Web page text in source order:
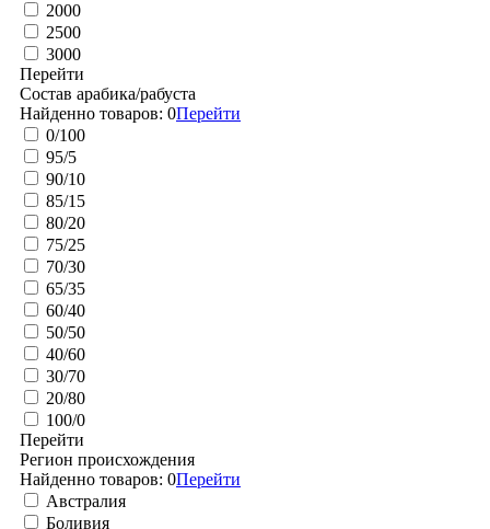
2000
2500
3000
Перейти
Состав арабика/рабуста
Найденно товаров: 0Перейти
0/100
95/5
90/10
85/15
80/20
75/25
70/30
65/35
60/40
50/50
40/60
30/70
20/80
100/0
Перейти
Регион происхождения
Найденно товаров: 0Перейти
Австралия
Боливия